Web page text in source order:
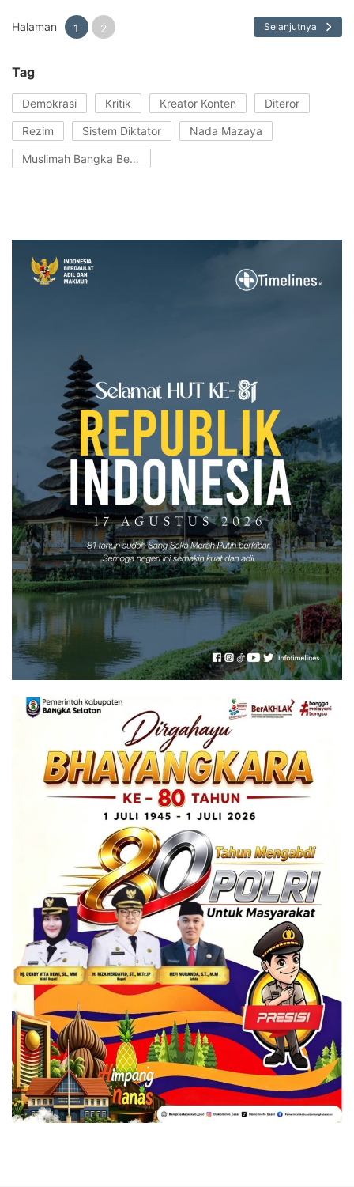
Halaman 1 2 Selanjutnya
Tag
Demokrasi Kritik Kreator Konten Diteror
Rezim Sistem Diktator Nada Mazaya
Muslimah Bangka Belitung